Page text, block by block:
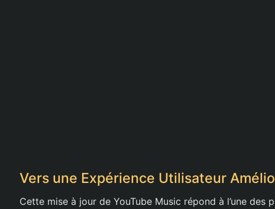
Vers une Expérience Utilisateur
Cette mise à jour de YouTube Music répond à l’une des